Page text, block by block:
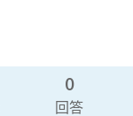
0
回答